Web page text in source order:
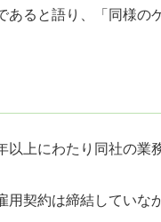
ると語り、「同様の
上にわたり同社の業
契約は締結していな